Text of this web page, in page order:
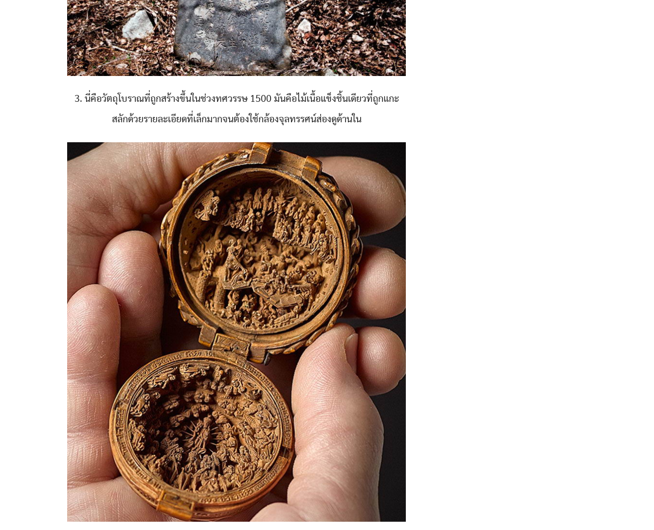
3. นี่คือวัตถุโบราณที่ถูกสร้างขึ้นในช่วงทศวรรษ 1500 มันคือไม้เนื้อแข็งชิ้นเดียวที่ถูกแกะ
สลักด้วยรายละเอียดที่เล็กมากจนต้องใช้กล้องจุลทรรศน์ส่องดูด้านใน